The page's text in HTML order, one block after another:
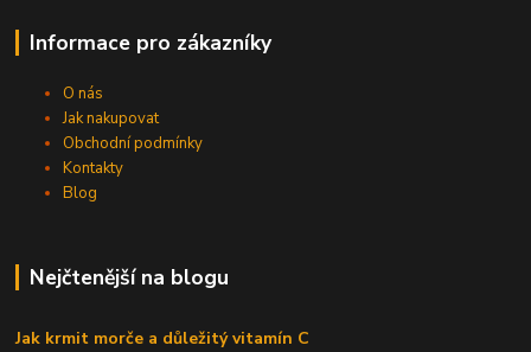
Informace pro zákazníky
O nás
Jak nakupovat
Obchodní podmínky
Kontakty
Blog
Nejčtenější na blogu
Jak krmit morče a důležitý vitamín C